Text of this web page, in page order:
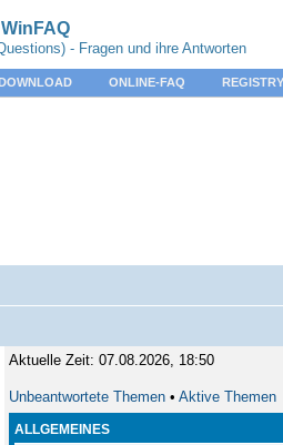
- Fragen und ihre Antworten
ONLINE-FAQ
Aktuelle Zeit: 07.08.2026, 18:50
Unbeantwortete Themen• Aktive Themen
ALLGEMEINES